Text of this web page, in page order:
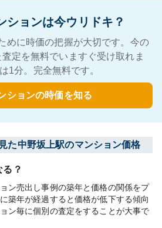
ションは今ウリドキ？
めに時価の把握が大切です。今の
定を無料でいますぐ受け取れま
1分。完全無料です。
ションの時価を知る
た中野坂上駅のマンション価格
？
ン売出し事例の築年と価格の関係をプ
築年が経過すると価格が低下する傾向
ン毎に個別の査定をすることが大事で